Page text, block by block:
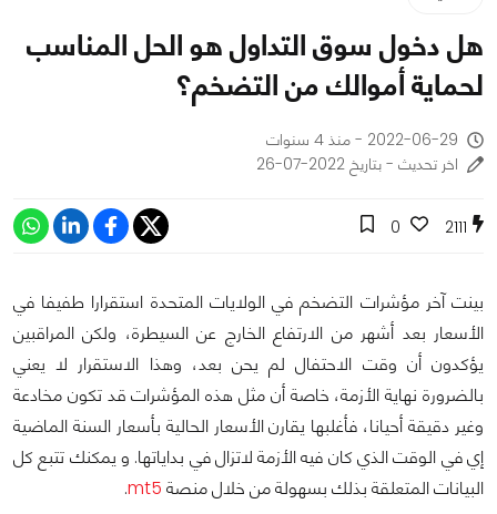
هل دخول سوق التداول هو الحل المناسب
لحماية أموالك من التضخم؟
2022-06-29 - منذ 4 سنوات
اخر تحديث - بتاريخ 2022-07-26
2111
0
بينت آخر مؤشرات التضخم في الولايات المتحدة استقرارا طفيفا في
الأسعار بعد أشهر من الارتفاع الخارج عن السيطرة، ولكن المراقبين
يؤكدون أن وقت الاحتفال لم يحن بعد، وهذا الاستقرار لا يعني
بالضرورة نهاية الأزمة، خاصة أن مثل هذه المؤشرات قد تكون مخادعة
وغير دقيقة أحيانا، فأغلبها يقارن الأسعار الحالية بأسعار السنة الماضية
إي في الوقت الذي كان فيه الأزمة لاتزال في بداياتها. و يمكنك تتبع كل
البيانات المتعلقة بذلك بسهولة من خلال منصة mt5
.